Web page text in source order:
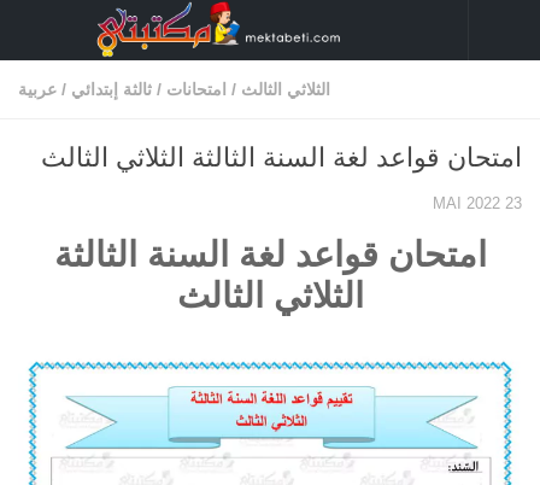
Skip to content
الثلاثي الثالث / امتحانات / ثالثة إبتدائي / عربية
امتحان قواعد لغة السنة الثالثة الثلاثي الثالث
23 MAI 2022
امتحان قواعد لغة السنة الثالثة
الثلاثي الثالث